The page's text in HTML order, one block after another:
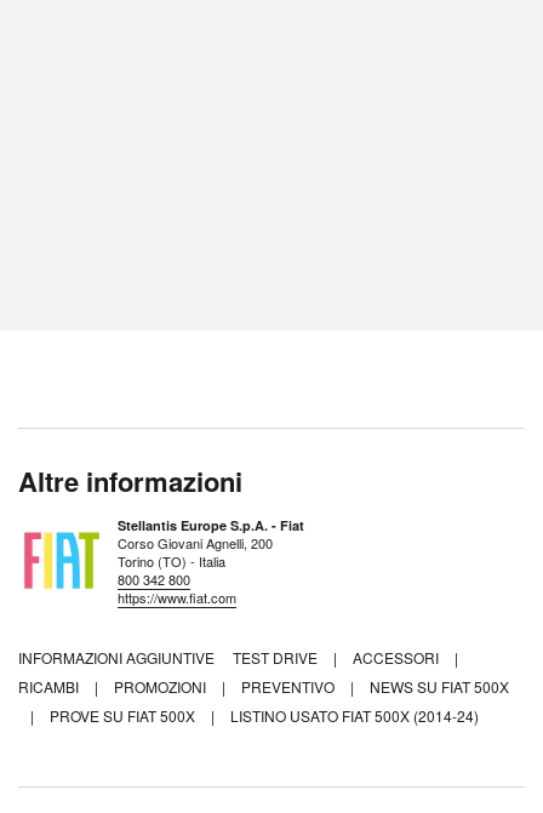
Altre informazioni
Stellantis Europe S.p.A. - Fiat
Corso Giovani Agnelli, 200
Torino (TO) - Italia
800 342 800
https://www.fiat.com
INFORMAZIONI AGGIUNTIVE TEST DRIVE | ACCESSORI
|
RICAMBI
| PROMOZIONI | PREVENTIVO |
NEWS SU FIAT 500X
|
PROVE SU FIAT 500X | LISTINO USATO FIAT 500X (2014-24)